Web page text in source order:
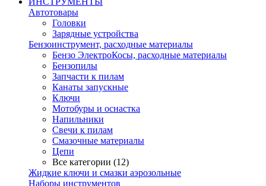
Автотовары
Головки
Зарядные устройства
Бензоинструмент, расходные материалы
Бензо ЭлектроКосы, расходные материалы
Бензопилы
Запчасти к пилам
Канаты запускные
Ключи
Мотобуры и оснастка
Напильники
Свечи к пилам
Смазочные материалы
Цепи
Все категории (12)
Жидкие ключи и смазки аэрозольные
Наборы инструментов